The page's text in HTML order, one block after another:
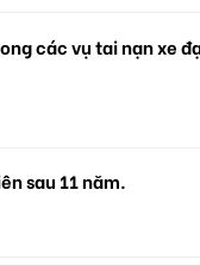
các vụ tai nạn xe
sau 11 năm.